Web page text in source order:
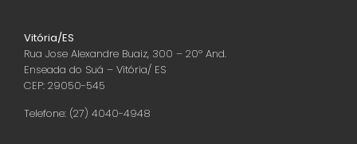
Vitória/ES
Rua Jose Alexandre Buaiz, 300 – 20º And.
Enseada do Suá – Vitória/ ES
CEP: 29050-545
Telefone: (27) 4040-4948